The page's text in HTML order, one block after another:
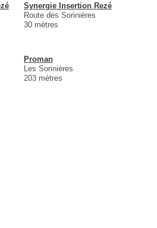
Synergie Insertion Rezé
Route des Sorinières
30 mètres
Proman
Les Sorinières
203 mètres